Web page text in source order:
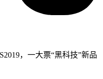
，一大票“黑科技”新品